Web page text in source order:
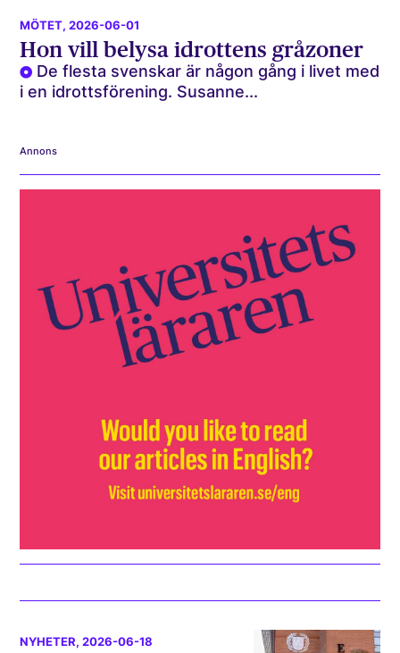
MÖTET, 2026-06-01
Hon vill belysa idrottens gråzoner
De flesta svenskar är någon gång i livet med
i en idrottsförening. Susanne...
Annons
NYHETER, 2026-06-18